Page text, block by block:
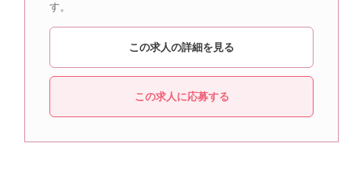
す。
この求人の詳細を見る
この求人に応募する